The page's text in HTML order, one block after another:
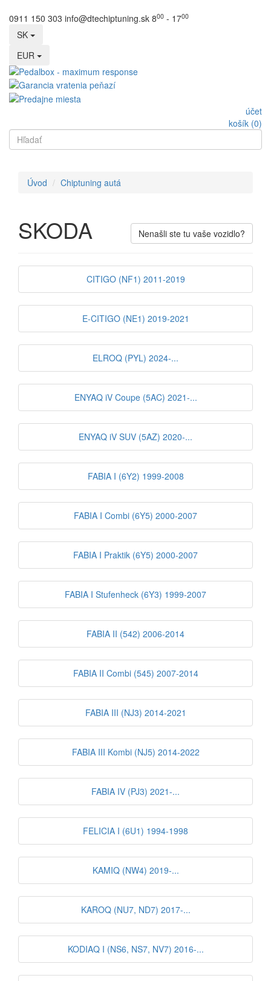
0911 150 303 info@dtechiptuning.sk 800 - 1700
SK
EUR
účet
košík (0)
Úvod Chiptuning autá
SKODA Nenašli ste tu vaše vozidlo?
CITIGO (NF1) 2011-2019
E-CITIGO (NE1) 2019-2021
ELROQ (PYL) 2024-...
ENYAQ iV Coupe (5AC) 2021-...
ENYAQ iV SUV (5AZ) 2020-...
FABIA I (6Y2) 1999-2008
FABIA I Combi (6Y5) 2000-2007
FABIA I Praktik (6Y5) 2000-2007
FABIA I Stufenheck (6Y3) 1999-2007
FABIA II (542) 2006-2014
FABIA II Combi (545) 2007-2014
FABIA III (NJ3) 2014-2021
FABIA III Kombi (NJ5) 2014-2022
FABIA IV (PJ3) 2021-...
FELICIA I (6U1) 1994-1998
KAMIQ (NW4) 2019-...
KAROQ (NU7, ND7) 2017-...
KODIAQ I (NS6, NS7, NV7) 2016-...